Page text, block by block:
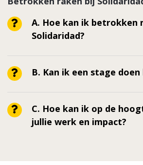
A. Hoe kan ik betrokken
Solidaridad?
B. Kan ik een stage
C. Hoe kan ik op de
jullie werk en impact?